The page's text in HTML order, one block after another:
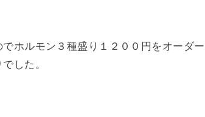
ホルモン３種盛り１２００円をオーダー
した。